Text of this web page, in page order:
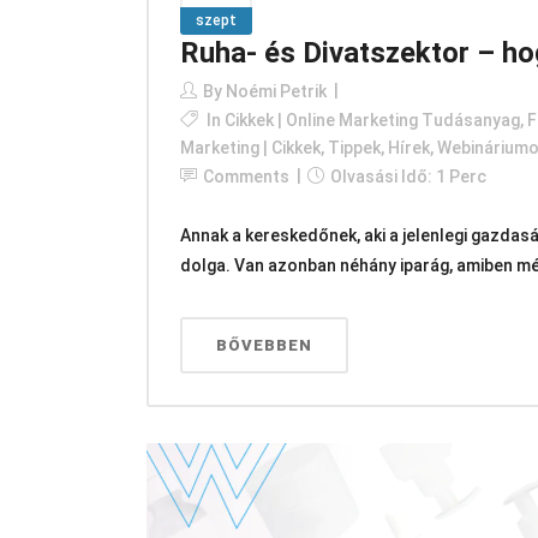
szept
Ruha- és Divatszektor –
By Noémi Petrik
In Cikkek | Online Marketing Tudásanyag,
Marketing | Cikkek, Tippek, Hírek,
Comments
Olvasási Idő: 1 Perc
Annak a kereskedőnek, aki a jelenlegi
dolga. Van azonban néhány iparág, amiben
BŐVEBBEN